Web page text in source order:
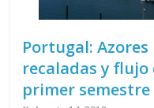
Portugal:
recaladas y
primer semestre